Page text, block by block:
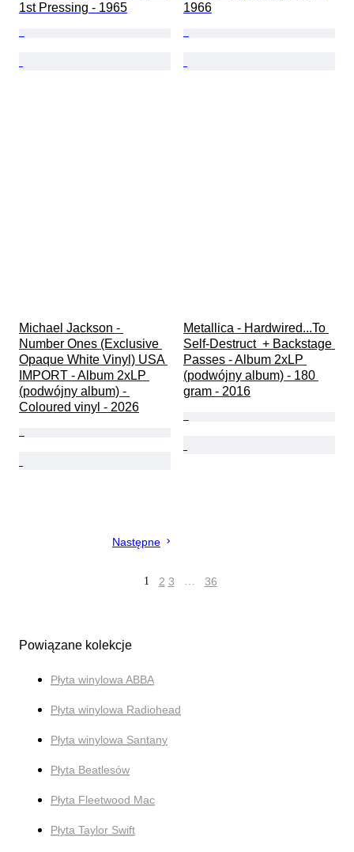
1st Pressing - 1965
1966
Michael Jackson -
Number Ones (Exclusive
Opaque White Vinyl) USA
IMPORT - Album 2xLP
(podwójny album) -
Coloured vinyl - 2026
Metallica - Hardwired...To
Self-Destruct  + Backstage
Passes - Album 2xLP
(podwójny album) - 180
gram - 2016
Następne
1 2 3 … 36
Powiązane kolekcje
Płyta winylowa ABBA
Płyta winylowa Radiohead
Płyta winylowa Santany
Płyta Beatlesów
Płyta Fleetwood Mac
Płyta Taylor Swift